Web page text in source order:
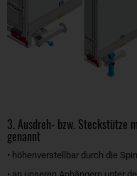
3. Ausdreh- bzw. Steckstütze
genannt
• höhenverstellbar durch die